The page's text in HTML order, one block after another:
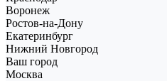
Воронеж
Ростов-на-Дону
Екатеринбург
Нижний Новгород
Ваш город
Москва